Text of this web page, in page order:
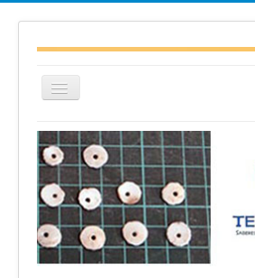
Cambiar
navegación